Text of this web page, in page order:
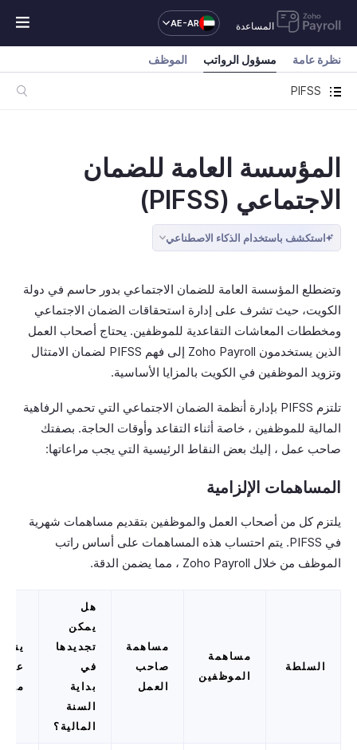
المساعدة AE-AR
PIFSS
نظرة عامة مسؤول الرواتب الموظف
المؤسسة العامة للضمان
الاجتماعي (PIFSS)
استكشف باستخدام الذكاء الاصطناعي
وتضطلع المؤسسة العامة للضمان الاجتماعي بدور حاسم في دولة
الكويت، حيث تشرف على إدارة استحقاقات الضمان الاجتماعي
ومخططات المعاشات التقاعدية للموظفين. يحتاج أصحاب العمل
الذين يستخدمون Zoho Payroll إلى فهم PIFSS لضمان الامتثال
وتزويد الموظفين في الكويت بالمزايا الأساسية.
تلتزم PIFSS بإدارة أنظمة الضمان الاجتماعي التي تحمي الرفاهية
المالية للموظفين ، خاصة أثناء التقاعد وأوقات الحاجة. بصفتك
صاحب عمل ، إليك بعض النقاط الرئيسية التي يجب مراعاتها:
المساهمات الإلزامية
يلتزم كل من أصحاب العمل والموظفين بتقديم مساهمات شهرية
في PIFSS. يتم احتساب هذه المساهمات على أساس راتب
الموظف من خلال Zoho Payroll ، مما يضمن الدقة.
السلطة
مساهمة
الموظفين
مساهمة
صاحب
العمل
هل
يمكن
تجديدها
في
بداية
السنة
المالية؟
على